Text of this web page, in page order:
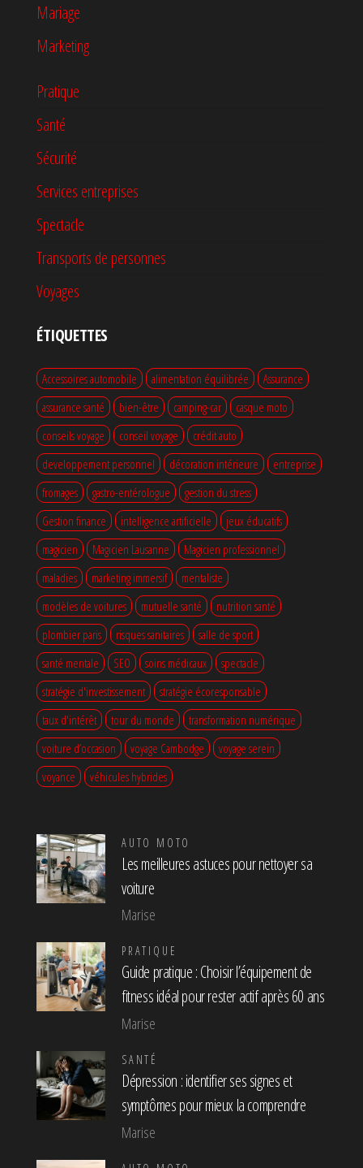
Mariage
Marketing
Pratique
Santé
Sécurité
Services entreprises
Spectacle
Transports de personnes
Voyages
ÉTIQUETTES
Accessoires automobile alimentation équilibrée
Assurance
assurance santé
bien-être camping-car
casque moto
conseils voyage
conseil voyage
crédit auto
developpement personnel
décoration intérieure
entreprise
fromages
gastro-entérologue
gestion du stress
Gestion finance
intelligence artificielle
jeux éducatifs
magicien
Magicien Lausanne
Magicien professionnel
maladies
marketing immersif
mentaliste
modèles de voitures
mutuelle santé
nutrition santé
plombier paris
risques sanitaires
salle de sport
santé mentale
SEO soins médicaux
spectacle
stratégie d'investissement
stratégie écoresponsable
taux d'intérêt
tour du monde
transformation numérique
voiture d’occasion
voyage Cambodge
voyage serein
voyance
véhicules hybrides
AUTO MOTO
Les meilleures astuces pour nettoyer sa
voiture
Marise
PRATIQUE
Guide pratique : Choisir l’équipement de
fitness idéal pour rester actif après 60 ans
Marise
SANTÉ
Dépression : identifier ses signes et
symptômes pour mieux la comprendre
Marise